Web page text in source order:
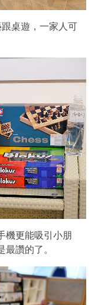
桌遊，一家人可
機更能吸引小朋
讚的了。